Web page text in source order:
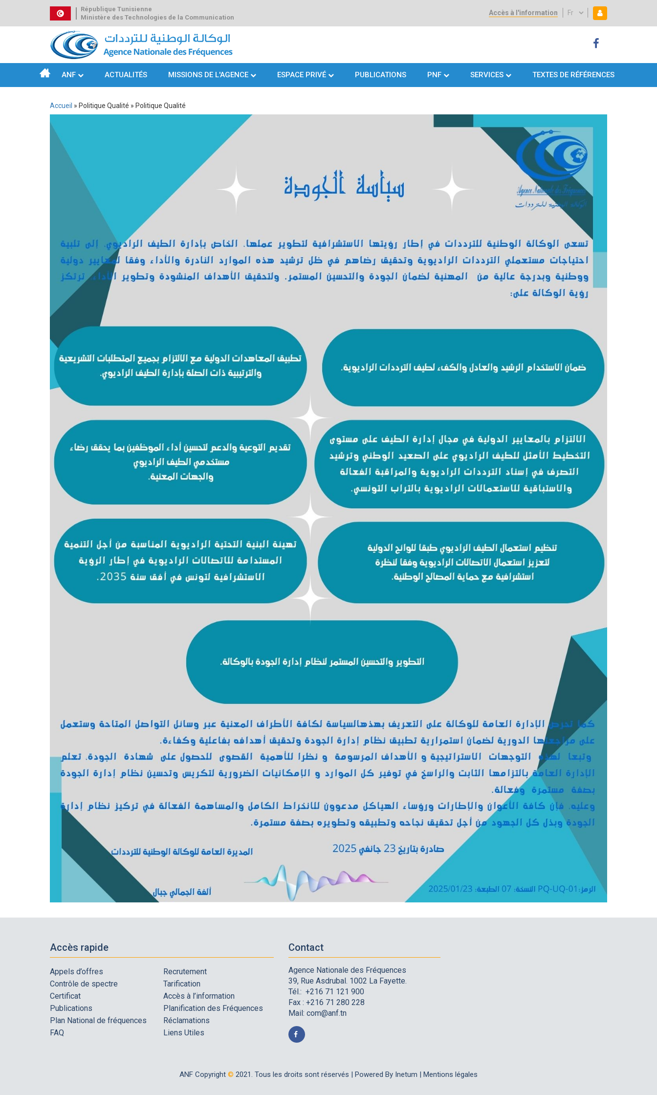
République Tunisienne
Ministère des Technologies de la Communication
Mon
espace
Mon espace
Select
Accès à l'information
NavigationANF ACTUALITÉS MISSIONS DE L'AGENCE ESPACE PRIVÉ PUBLICATIONS PNF SERVICES TEXTES DE RÉFÉRENCES
Fil
d'Ariane
Accueil Politique Qualité Politique Qualité
Accès rapide
Appels d’offres
Recrutement
Contrôle de spectre
Tarification
Certificat
Accès à l’information
Publications
Planification des Fréquences
Plan National de fréquences
Réclamations
FAQ
Liens Utiles
Contact
Agence Nationale des Fréquences
39, Rue Asdrubal. 1002 La Fayette.
Tél.: +216 71 121 900
Fax : +216 71 280 228
Mail: com@anf.tn
ANF Copyright © 2021. Tous les droits sont réservés | Powered By Inetum Mentions légales